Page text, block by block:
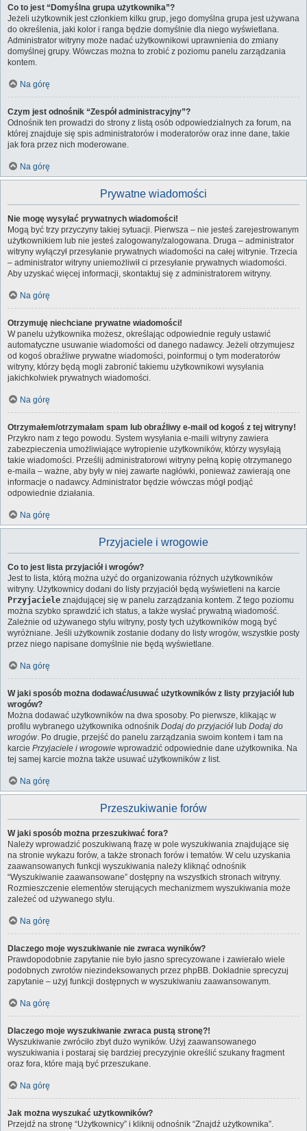
Co to jest “Domyślna grupa użytkownika”?
Jeżeli użytkownik jest członkiem kilku grup, jego domyślna grupa jest używana
do określenia, jaki kolor i ranga będzie domyślnie dla niego wyświetlana.
Administrator witryny może nadać użytkownikowi uprawnienia do zmiany
domyślnej grupy. Wówczas można to zrobić z poziomu panelu zarządzania
kontem.
Na górę
Czym jest odnośnik “Zespół administracyjny”?
Odnośnik ten prowadzi do strony z listą osób odpowiedzialnych za forum, na
której znajduje się spis administratorów i moderatorów oraz inne dane, takie
jak fora przez nich moderowane.
Na górę
Prywatne wiadomości
Nie mogę wysyłać prywatnych wiadomości!
Mogą być trzy przyczyny takiej sytuacji. Pierwsza – nie jesteś zarejestrowanym
użytkownikiem lub nie jesteś zalogowany/zalogowana. Druga – administrator
witryny wyłączył przesyłanie prywatnych wiadomości na całej witrynie. Trzecia
– administrator witryny uniemożliwił ci przesyłanie prywatnych wiadomości.
Aby uzyskać więcej informacji, skontaktuj się z administratorem witryny.
Na górę
Otrzymuję niechciane prywatne wiadomości!
W panelu użytkownika możesz, określając odpowiednie reguły ustawić
automatyczne usuwanie wiadomości od danego nadawcy. Jeżeli otrzymujesz
od kogoś obraźliwe prywatne wiadomości, poinformuj o tym moderatorów
witryny, którzy będą mogli zabronić takiemu użytkownikowi wysyłania
jakichkolwiek prywatnych wiadomości.
Na górę
Otrzymałem/otrzymałam spam lub obraźliwy e-mail od kogoś z tej witryny!
Przykro nam z tego powodu. System wysyłania e-maili witryny zawiera
zabezpieczenia umożliwiające wytropienie użytkowników, którzy wysyłają
takie wiadomości. Prześlij administratorowi witryny pełną kopię otrzymanego
e-maila – ważne, aby były w niej zawarte nagłówki, ponieważ zawierają one
informacje o nadawcy. Administrator będzie wówczas mógł podjąć
odpowiednie działania.
Na górę
Przyjaciele i wrogowie
Co to jest lista przyjaciół i wrogów?
Jest to lista, którą można użyć do organizowania różnych użytkowników
witryny. Użytkownicy dodani do listy przyjaciół będą wyświetleni na karcie
Przyjaciele znajdującej się w panelu zarządzania kontem. Z tego poziomu
można szybko sprawdzić ich status, a także wysłać prywatną wiadomość.
Zależnie od używanego stylu witryny, posty tych użytkowników mogą być
wyróżniane. Jeśli użytkownik zostanie dodany do listy wrogów, wszystkie posty
przez niego napisane domyślnie nie będą wyświetlane.
Na górę
W jaki sposób można dodawać/usuwać użytkowników z listy przyjaciół lub
wrogów?
Można dodawać użytkowników na dwa sposoby. Po pierwsze, klikając w
profilu wybranego użytkownika odnośnik Dodaj do przyjaciół lub Dodaj do
wrogów. Po drugie, przejść do panelu zarządzania swoim kontem i tam na
karcie Przyjaciele i wrogowie wprowadzić odpowiednie dane użytkownika. Na
tej samej karcie można także usuwać użytkowników z list.
Na górę
Przeszukiwanie forów
W jaki sposób można przeszukiwać fora?
Należy wprowadzić poszukiwaną frazę w pole wyszukiwania znajdujące się
na stronie wykazu forów, a także stronach forów i tematów. W celu uzyskania
zaawansowanych funkcji wyszukiwania należy kliknąć odnośnik
“Wyszukiwanie zaawansowane” dostępny na wszystkich stronach witryny.
Rozmieszczenie elementów sterujących mechanizmem wyszukiwania może
zależeć od używanego stylu.
Na górę
Dlaczego moje wyszukiwanie nie zwraca wyników?
Prawdopodobnie zapytanie nie było jasno sprecyzowane i zawierało wiele
podobnych zwrotów niezindeksowanych przez phpBB. Dokładnie sprecyzuj
zapytanie – użyj funkcji dostępnych w wyszukiwaniu zaawansowanym.
Na górę
Dlaczego moje wyszukiwanie zwraca pustą stronę?!
Wyszukiwanie zwróciło zbyt dużo wyników. Użyj zaawansowanego
wyszukiwania i postaraj się bardziej precyzyjnie określić szukany fragment
oraz fora, które mają być przeszukane.
Na górę
Jak można wyszukać użytkowników?
Przejdź na stronę “Użytkownicy” i kliknij odnośnik “Znajdź użytkownika”.